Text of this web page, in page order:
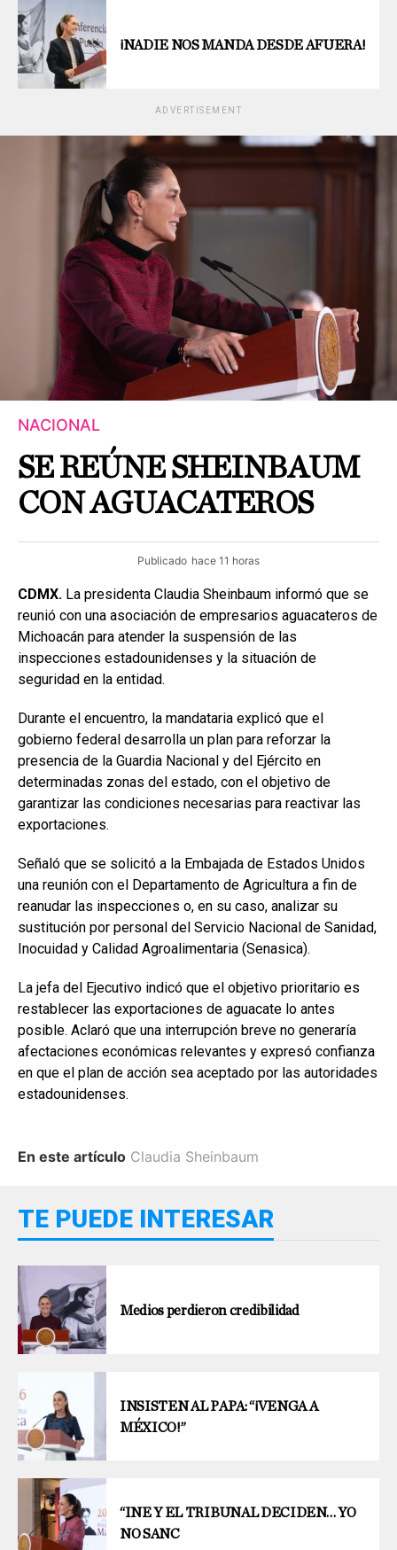
¡NADIE NOS MANDA DESDE AFUERA!
ADVERTISEMENT
NACIONAL
SE REÚNE SHEINBAUM
CON AGUACATEROS
Publicado hace 11 horas
CDMX. La presidenta Claudia Sheinbaum informó que se
reunió con una asociación de empresarios aguacateros de
Michoacán para atender la suspensión de las
inspecciones estadounidenses y la situación de
seguridad en la entidad.
Durante el encuentro, la mandataria explicó que el
gobierno federal desarrolla un plan para reforzar la
presencia de la Guardia Nacional y del Ejército en
determinadas zonas del estado, con el objetivo de
garantizar las condiciones necesarias para reactivar las
exportaciones.
Señaló que se solicitó a la Embajada de Estados Unidos
una reunión con el Departamento de Agricultura a fin de
reanudar las inspecciones o, en su caso, analizar su
sustitución por personal del Servicio Nacional de Sanidad,
Inocuidad y Calidad Agroalimentaria (Senasica).
La jefa del Ejecutivo indicó que el objetivo prioritario es
restablecer las exportaciones de aguacate lo antes
posible. Aclaró que una interrupción breve no generaría
afectaciones económicas relevantes y expresó confianza
en que el plan de acción sea aceptado por las autoridades
estadounidenses.
En este artículo Claudia Sheinbaum
TE PUEDE INTERESAR
Medios perdieron credibilidad
INSISTEN AL PAPA: “¡VENGA A
MÉXICO!”
“INE Y EL TRIBUNAL DECIDEN… YO
NO SANC